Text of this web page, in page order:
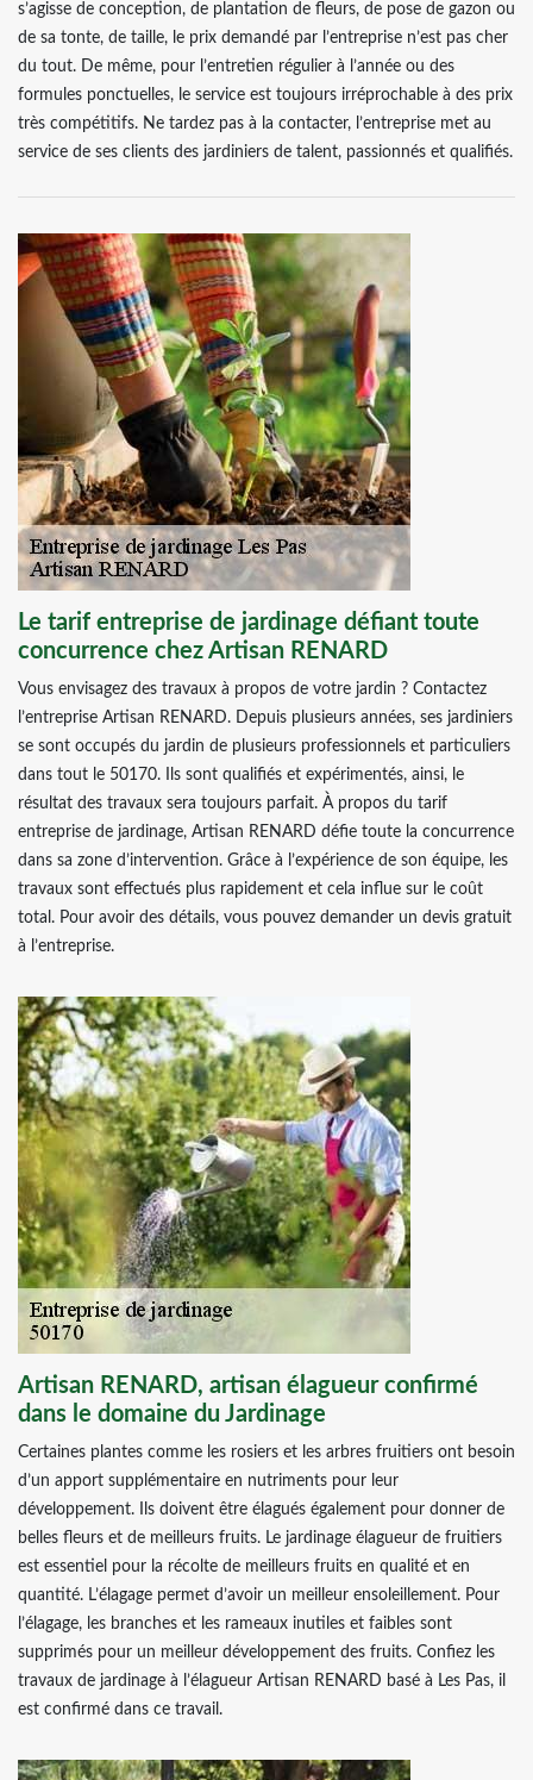
s’agisse de conception, de plantation de fleurs, de pose de gazon ou
de sa tonte, de taille, le prix demandé par l’entreprise n’est pas cher
du tout. De même, pour l’entretien régulier à l’année ou des
formules ponctuelles, le service est toujours irréprochable à des prix
très compétitifs. Ne tardez pas à la contacter, l’entreprise met au
service de ses clients des jardiniers de talent, passionnés et qualifiés.
Le tarif entreprise de jardinage défiant toute
concurrence chez Artisan RENARD
Vous envisagez des travaux à propos de votre jardin ? Contactez
l’entreprise Artisan RENARD. Depuis plusieurs années, ses jardiniers
se sont occupés du jardin de plusieurs professionnels et particuliers
dans tout le 50170. Ils sont qualifiés et expérimentés, ainsi, le
résultat des travaux sera toujours parfait. À propos du tarif
entreprise de jardinage, Artisan RENARD défie toute la concurrence
dans sa zone d’intervention. Grâce à l’expérience de son équipe, les
travaux sont effectués plus rapidement et cela influe sur le coût
total. Pour avoir des détails, vous pouvez demander un devis gratuit
à l’entreprise.
Artisan RENARD, artisan élagueur confirmé
dans le domaine du Jardinage
Certaines plantes comme les rosiers et les arbres fruitiers ont besoin
d’un apport supplémentaire en nutriments pour leur
développement. Ils doivent être élagués également pour donner de
belles fleurs et de meilleurs fruits. Le jardinage élagueur de fruitiers
est essentiel pour la récolte de meilleurs fruits en qualité et en
quantité. L’élagage permet d’avoir un meilleur ensoleillement. Pour
l’élagage, les branches et les rameaux inutiles et faibles sont
supprimés pour un meilleur développement des fruits. Confiez les
travaux de jardinage à l’élagueur Artisan RENARD basé à Les Pas, il
est confirmé dans ce travail.